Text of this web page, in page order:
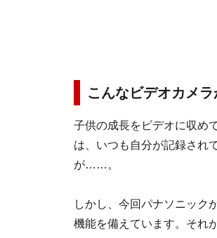
こんなビデオカメ
子供の成長をビデオに収め
は、いつも自分が記録され
が……。
しかし、今回パナソニック
機能を備えています。それ